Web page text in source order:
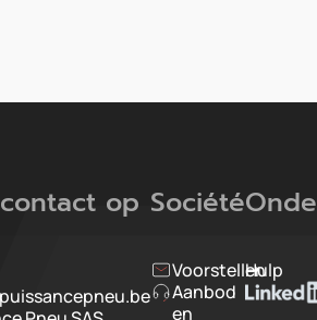
op Société
Voorstellen
Aanbod
en
Hulp